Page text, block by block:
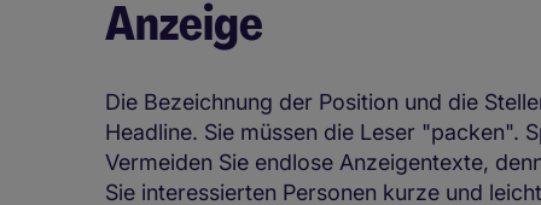
Anzeige
Die Bezeichnung der Position und die
Headline. Sie müssen die Leser "packen".
Vermeiden Sie endlose Anzeigentexte,
Sie interessierten Personen kurze und